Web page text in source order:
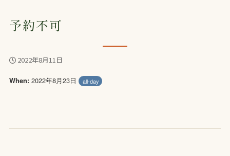
予約不可
2022年8月11日
When: 2022年8月23日 all-day